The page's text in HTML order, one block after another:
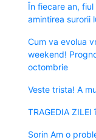
În fiecare an,
amintirea surorii
Cum va evolua
weekend!
octombrie
Veste trista! A
TRAGEDIA ZILEI
Sorin Am o